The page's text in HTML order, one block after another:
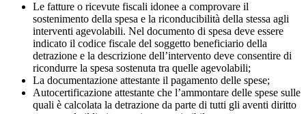
Le fatture o ricevute fiscali idonee a comprovare il
sostenimento della spesa e la riconducibilità della stessa agli
interventi agevolabili. Nel documento di spesa deve essere
indicato il codice fiscale del soggetto beneficiario della
detrazione e la descrizione dell’intervento deve consentire di
ricondurre la spesa sostenuta tra quelle agevolabili;
La documentazione attestante il pagamento delle spese;
Autocertificazione attestante che l’ammontare delle spese sulle
quali è calcolata la detrazione da parte di tutti gli aventi diritto